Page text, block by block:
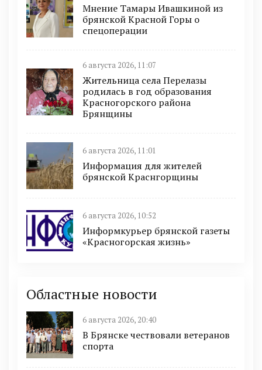
Мнение Тамары Ивашкиной из
брянской Красной Горы о
спецоперации
6 августа 2026, 11:07
Жительница села Перелазы
родилась в год образования
Красногорского района
Брянщины
6 августа 2026, 11:01
Информация для жителей
брянской Краснгорщины
6 августа 2026, 10:52
Информкурьер брянской газеты
«Красногорская жизнь»
Областные новости
6 августа 2026, 20:40
В Брянске чествовали ветеранов
спорта